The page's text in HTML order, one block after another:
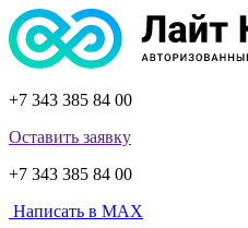
+7 343 385 84 00
Оставить заявку
+7 343 385 84 00
Написать в MAX